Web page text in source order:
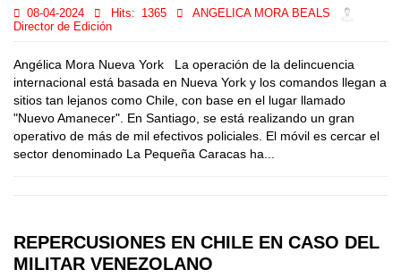
08-04-2024 Hits: 1365
ANGELICA MORA BEALS
Director de Edición
Angélica Mora Nueva York La operación de la delincuencia
internacional está basada en Nueva York y los comandos llegan a
sitios tan lejanos como Chile, con base en el lugar llamado
"Nuevo Amanecer". En Santiago, se está realizando un gran
operativo de más de mil efectivos policiales. El móvil es cercar el
sector denominado La Pequeña Caracas ha...
REPERCUSIONES EN CHILE EN CASO DEL
MILITAR VENEZOLANO